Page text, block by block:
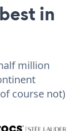
in
million
course not)